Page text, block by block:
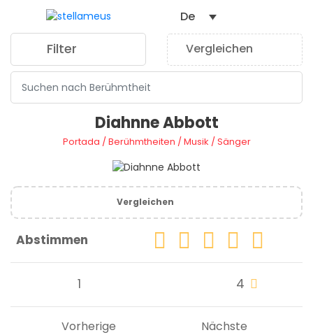
Filter Vergleichen
De
Diahnne Abbott
Portada /Berühmtheiten /Musik /Sänger
Vergleichen
Abstimmen
1 4
Nächste
Vorherige